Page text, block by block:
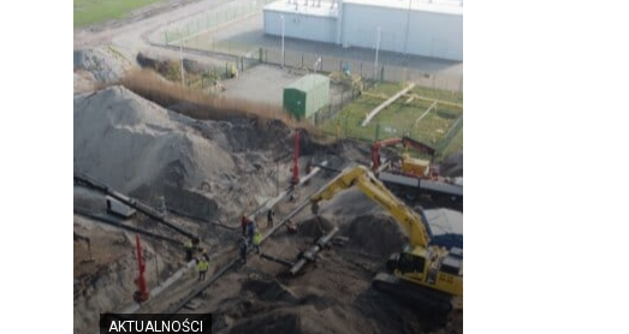
AKTUALNOŚCI